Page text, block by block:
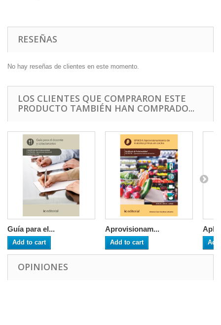
RESEÑAS
No hay reseñas de clientes en este momento.
LOS CLIENTES QUE COMPRARON ESTE
PRODUCTO TAMBIÉN HAN COMPRADO...
Guía para el...
Add to cart
Aprovisionam...
Add to cart
OPINIONES